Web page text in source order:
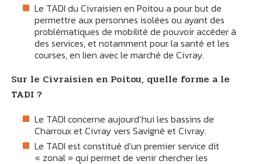
Le TADI du Civraisien en Poitou a pour but de
permettre aux personnes isolées ou ayant des
problématiques de mobilité de pouvoir accéder à
des services, et notamment pour la santé et les
courses, en lien avec le marché de Civray.
Sur le Civraisien en Poitou, quelle forme a le
TADI ?
Le TADI concerne aujourd’hui les bassins de
Charroux et Civray vers Savigné et Civray.
Le TADI est constitué d’un premier service dit
« zonal » qui permet de venir chercher les